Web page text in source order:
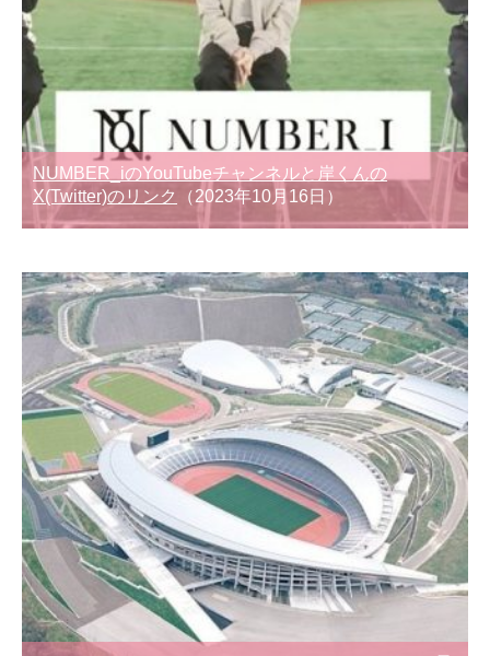
NUMBER_iのYouTubeチャンネルと岸くんの
X(Twitter)のリンク
（2023年10月16日）